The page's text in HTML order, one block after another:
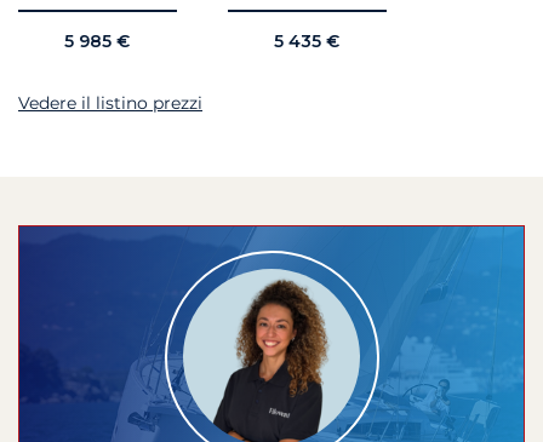
5 985 € 5 435 €
Vedere il listino prezzi